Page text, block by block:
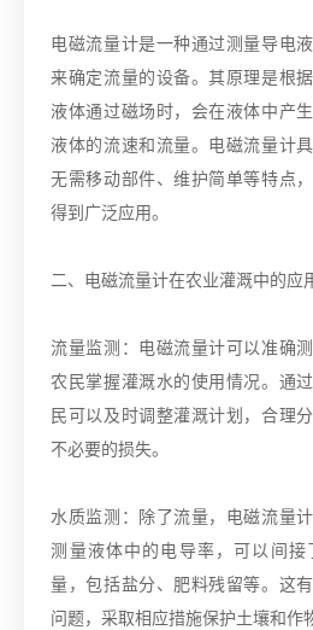
电磁流量计是一种通过测量导电
来确定流量的设备。其原理是根
液体通过磁场时，会在液体中产
液体的流速和流量。电磁流量计
无需移动部件、维护简单等特点
得到广泛应用。
二、电磁流量计在农业灌溉中的应
流量监测：电磁流量计可以准确
农民掌握灌溉水的使用情况。通
民可以及时调整灌溉计划，合理
不必要的损失。
水质监测：除了流量，电磁流量
测量液体中的电导率，可以间
量，包括盐分、肥料残留等。这
问题，采取相应措施保护土壤和作